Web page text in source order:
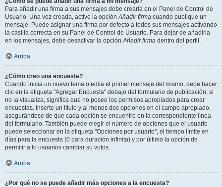
Para añadir una firma a sus mensajes debe crearla en el Panel de Control de
Usuario. Una vez creada, active la opciónAñadir firma cuando publique un
mensaje. Puede asignar una firma por defecto a todos sus mensajes activando
la casilla correcta en su Panel de Control de Usuario. Para dejar de añadirla
en los mensajes, debe desactivar la opciónAñadir firma dentro del perfil.
Arriba
¿Cómo creo una encuesta?
Cuando inicia un nuevo tema o edita el primer mensaje del mismo, debe hacer
clic en la etiqueta "Agregar Encuesta" debajo del formulario de publicación; si
no la visualiza, significa que no posee los permisos apropiados para crear
encuestas. Inserte un título y al menos dos opciones en el campo apropiado,
asegurándose de que cada opción se encuentre en la correspondiente línea
del formulario. También puede elegir el número de opciones que el usuario
puede seleccionar en la etiqueta "Opciones por usuario", el tiempo límite en
días para la encuesta (0 para duración infinita) y por último la opción de
permitir a lo usuarios cambiar su votos.
Arriba
¿Por qué no se puede añadir más opciones a la encuesta?